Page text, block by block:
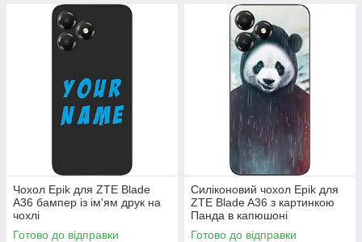
Чохол Epik для ZTE Blade
A36 бампер із ім'ям друк на
чохлі
Готово до відправки
Силіконовий чохол Epik для
ZTE Blade A36 з картинкою
Панда в капюшоні
Готово до відправки